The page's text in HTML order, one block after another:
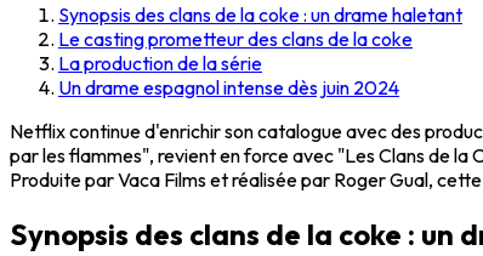
Synopsis des clans de la coke : un drame haletant
Le casting prometteur des clans de la coke
La production de la série
Un drame espagnol intense dès juin 2024
Netflix continue d'enrichir son catalogue avec des
par les flammes", revient en force avec "Les Clans de la
Produite par Vaca Films et réalisée par Roger Gual,
Synopsis des clans de la coke : un